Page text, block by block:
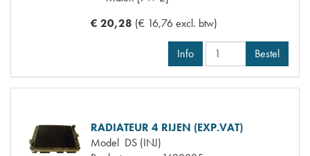
€ 20,28 (€ 16,76 excl. btw)
Info Bestel
RADIATEUR 4 RIJEN (EXP.VAT)
Model DS (INJ)